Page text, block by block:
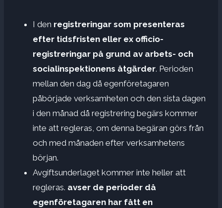
I den registreringar som presenteras
efter tidsfristen eller ex officio-
registreringar på grund av arbets- och
socialinspektionens åtgärder. Perioden
mellan den dag då egenföretagaren
påbörjade verksamheten och den sista dagen
i den månad då registrering begärs kommer
inte att regleras, om denna begäran görs från
och med månaden efter verksamhetens
början.
Avgiftsunderlaget kommer inte heller att
regleras. avser de perioder då
egenföretagaren har fått en